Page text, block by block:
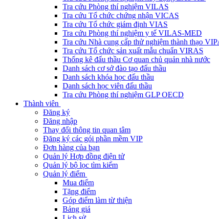
Tra cứu Phòng thí nghiệm VILAS
Tra cứu Tổ chức chứng nhận VICAS
Tra cứu Tổ chức giám định VIAS
Tra cứu Phòng thí nghiệm y tế VILAS-MED
Tra cứu Nhà cung cấp thử nghiệm thành thạo
Tra cứu Tổ chức sản xuất mẫu chuẩn VIRAS
Thống kê đấu thầu Cơ quan chủ quản nhà nước
Danh sách cơ sở đào tạo đấu thầu
Danh sách khóa học đấu thầu
Danh sách học viên đấu thầu
Tra cứu Phòng thí nghiệm GLP OECD
Thành viên
Đăng ký
Đăng nhập
Thay đổi thông tin quan tâm
Đăng ký các gói phần mềm VIP
Đơn hàng của bạn
Quản lý Hợp đồng điện tử
Quản lý bộ lọc tìm kiếm
Quản lý điểm
Mua điểm
Tặng điểm
Góp điểm làm từ thiện
Bảng giá